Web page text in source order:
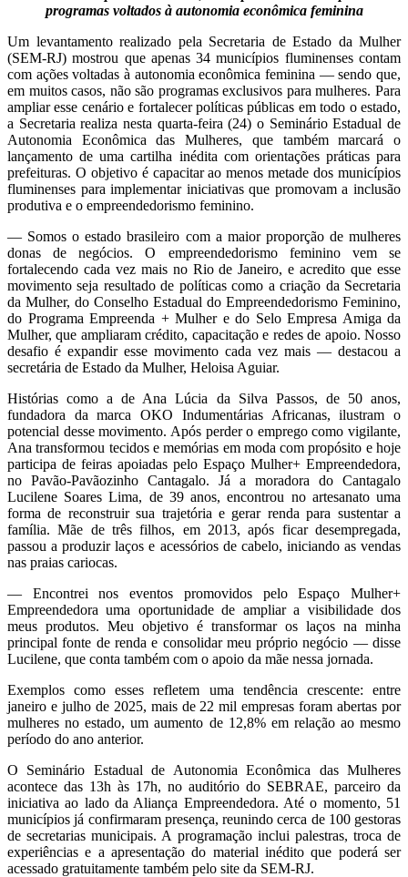
programas voltados à autonomia econômica feminina
Um levantamento realizado pela Secretaria de Estado da Mulher
(SEM-RJ) mostrou que apenas 34 municípios fluminenses contam
com ações voltadas à autonomia econômica feminina — sendo que,
em muitos casos, não são programas exclusivos para mulheres. Para
ampliar esse cenário e fortalecer políticas públicas em todo o estado,
a Secretaria realiza nesta quarta-feira (24) o Seminário Estadual de
Autonomia Econômica das Mulheres, que também marcará o
lançamento de uma cartilha inédita com orientações práticas para
prefeituras. O objetivo é capacitar ao menos metade dos municípios
fluminenses para implementar iniciativas que promovam a inclusão
produtiva e o empreendedorismo feminino.
— Somos o estado brasileiro com a maior proporção de mulheres
donas de negócios. O empreendedorismo feminino vem se
fortalecendo cada vez mais no Rio de Janeiro, e acredito que esse
movimento seja resultado de políticas como a criação da Secretaria
da Mulher, do Conselho Estadual do Empreendedorismo Feminino,
do Programa Empreenda + Mulher e do Selo Empresa Amiga da
Mulher, que ampliaram crédito, capacitação e redes de apoio. Nosso
desafio é expandir esse movimento cada vez mais — destacou a
secretária de Estado da Mulher, Heloisa Aguiar.
Histórias como a de Ana Lúcia da Silva Passos, de 50 anos,
fundadora da marca OKO Indumentárias Africanas, ilustram o
potencial desse movimento. Após perder o emprego como vigilante,
Ana transformou tecidos e memórias em moda com propósito e hoje
participa de feiras apoiadas pelo Espaço Mulher+ Empreendedora,
no Pavão-Pavãozinho Cantagalo. Já a moradora do Cantagalo
Lucilene Soares Lima, de 39 anos, encontrou no artesanato uma
forma de reconstruir sua trajetória e gerar renda para sustentar a
família. Mãe de três filhos, em 2013, após ficar desempregada,
passou a produzir laços e acessórios de cabelo, iniciando as vendas
nas praias cariocas.
— Encontrei nos eventos promovidos pelo Espaço Mulher+
Empreendedora uma oportunidade de ampliar a visibilidade dos
meus produtos. Meu objetivo é transformar os laços na minha
principal fonte de renda e consolidar meu próprio negócio — disse
Lucilene, que conta também com o apoio da mãe nessa jornada.
Exemplos como esses refletem uma tendência crescente: entre
janeiro e julho de 2025, mais de 22 mil empresas foram abertas por
mulheres no estado, um aumento de 12,8% em relação ao mesmo
período do ano anterior.
O Seminário Estadual de Autonomia Econômica das Mulheres
acontece das 13h às 17h, no auditório do SEBRAE, parceiro da
iniciativa ao lado da Aliança Empreendedora. Até o momento, 51
municípios já confirmaram presença, reunindo cerca de 100 gestoras
de secretarias municipais. A programação inclui palestras, troca de
experiências e a apresentação do material inédito que poderá ser
acessado gratuitamente também pelo site da SEM-RJ.